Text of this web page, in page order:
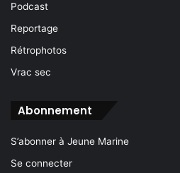
Podcast
Reportage
Rétrophotos
Vrac sec
Abonnement
S’abonner à Jeune Marine
Se connecter